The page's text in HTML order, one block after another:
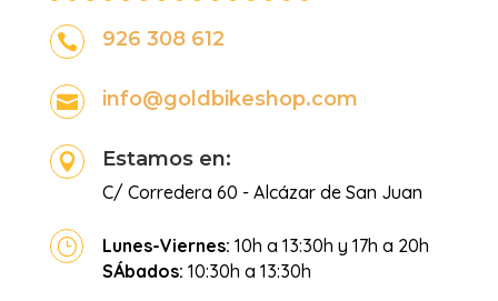
 926 308 612
 info@goldbikeshop.com
 Estamos en:
C/ Corredera 60 - Alcázar de San Juan
} Lunes-Viernes: 10h a 13:30h y 17h a 20h
SÁbados: 10:30h a 13:30h